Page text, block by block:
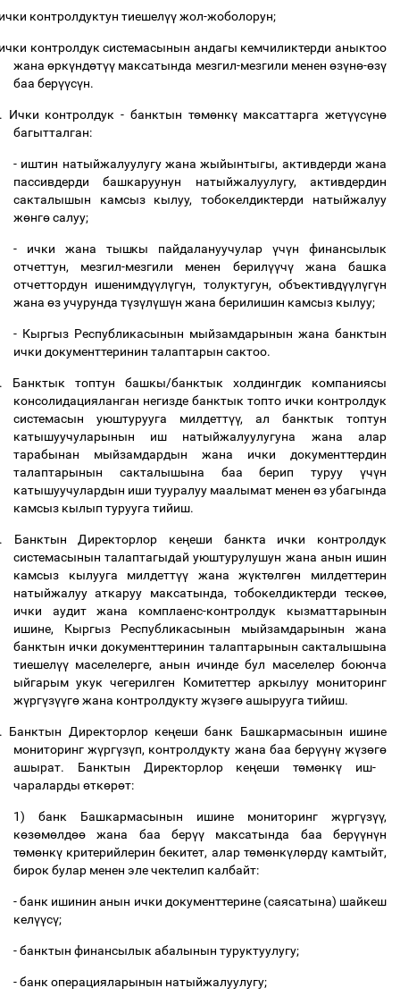
контролдуктун тиешелүүжол-жоболорун;
контролдук системасынын андагы кемчиликтерди аныктоо
жанаөркүндөтүү максатында мезгил-мезгили мененөзүнө-өзү
баа берүүсүн.
Ички контролдук - банктын төмөнкүмаксаттарга жетүүсүнө
багытталган:
- иштин натыйжалуулугу жана жыйынтыгы, активдерди жана
пассивдерди башкаруунун натыйжалуулугу, активдердин
сакталышын камсыз кылуу, тобокелдиктерди натыйжалуу
жөнгөсалуу;
- ички жана тышкы пайдалануучуларүчүн финансылык
отчеттун, мезгил-мезгили менен берилүүчүжана башка
отчеттордун ишенимдүүлүгүн, толуктугун, объективдүүлүгүн
жана өз учурунда түзүлүшүн жана берилишин камсыз кылуу;
- Кыргыз Республикасынын мыйзамдарынын жана банктын
ички документтеринин талаптарын сактоо.
Банктык топтун башкы/банктык холдингдик компаниясы
консолидацияланган негизде банктык топто ички контролдук
системасын уюштурууга милдеттүү, ал банктык топтун
катышуучуларынын иш натыйжалуулугуна жана алар
тарабынан мыйзамдардын жана ички документтердин
талаптарынын сакталышына баа берип туруу үчүн
катышуучулардын иши тууралуу маалымат менен өз убагында
камсыз кылып турууга тийиш.
Банктын Директорлор кеңеши банкта ички контролдук
системасынын талаптагыдай уюштурулушун жана анын ишин
камсыз кылууга милдеттүү жана жүктөлгөн милдеттерин
натыйжалуу аткаруу максатында, тобокелдиктерди тескөө,
ички аудит жана комплаенс-контролдук кызматтарынын
ишине, Кыргыз Республикасынын мыйзамдарынын жана
банктын ички документтеринин талаптарынын сакталышына
тиешелүү маселелерге, анын ичинде бул маселелер боюнча
ыйгарым укук чегерилген Комитеттер аркылуу мониторинг
жүргүзүүгөжана контролдукту жүзөгөашырууга тийиш.
Банктын Директорлор кеңеши банк Башкармасынын ишине
мониторинг жүргүзүп, контролдукту жана баа берүүнүжүзөгө
ашырат. Банктын Директорлор кеңеши төмөнкү иш-
чараларды өткөрөт:
1) банк Башкармасынын ишине мониторинг жүргүзүү,
көзөмөлдөө жана баа берүү максатында баа берүүнүн
төмөнкү критерийлерин бекитет, алар төмөнкүлөрдүкамтыйт,
бирок булар менен эле чектелип калбайт:
- банк ишинин анын ички документтерине (саясатына) шайкеш
келүүсү;
- банктын финансылык абалынын туруктуулугу;
- банк операцияларынын натыйжалуулугу;